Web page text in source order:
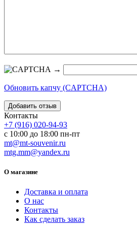
→
Обновить капчу (CAPTCHA)
Контакты
+7 (916) 020-94-93
с 10:00 до 18:00 пн-пт
mt@mt-souvenir.ru
mtg.mm@yandex.ru
О магазине
Доставка и оплата
О нас
Контакты
Как сделать заказ